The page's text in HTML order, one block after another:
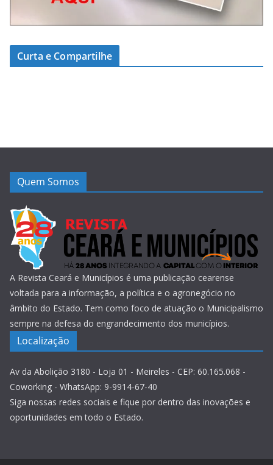
Curta e Compartilhe
Quem Somos
A Revista Ceará e Municípios é uma publicação cearense
voltada para a informação, a política e o agronegócio no
âmbito do Estado. Tem como foco de atuação o Municipalismo
sempre na defesa do engrandecimento dos municípios.
Localização
Av da Abolição 3180 - Loja 01 - Meireles - CEP: 60.165.068 -
Coworking - WhatsApp: 9-9914-67-40
Siga nossas redes sociais e fique por dentro das inovações e
oportunidades em todo o Estado.